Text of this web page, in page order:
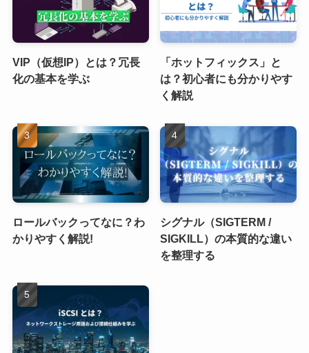
VIP（仮想IP）とは？冗長
化の基本を学ぶ
「ホットフィックス」と
は？初心者にも分かりやす
く解説
ロールバックってなに？わ
かりやすく解説!
シグナル（SIGTERM /
SIGKILL）の本質的な違い
を整理する